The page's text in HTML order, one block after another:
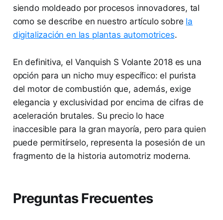
siendo moldeado por procesos innovadores, tal
como se describe en nuestro artículo sobre la
digitalización en las plantas automotrices.
En definitiva, el Vanquish S Volante 2018 es una
opción para un nicho muy específico: el purista
del motor de combustión que, además, exige
elegancia y exclusividad por encima de cifras de
aceleración brutales. Su precio lo hace
inaccesible para la gran mayoría, pero para quien
puede permitírselo, representa la posesión de un
fragmento de la historia automotriz moderna.
Preguntas Frecuentes